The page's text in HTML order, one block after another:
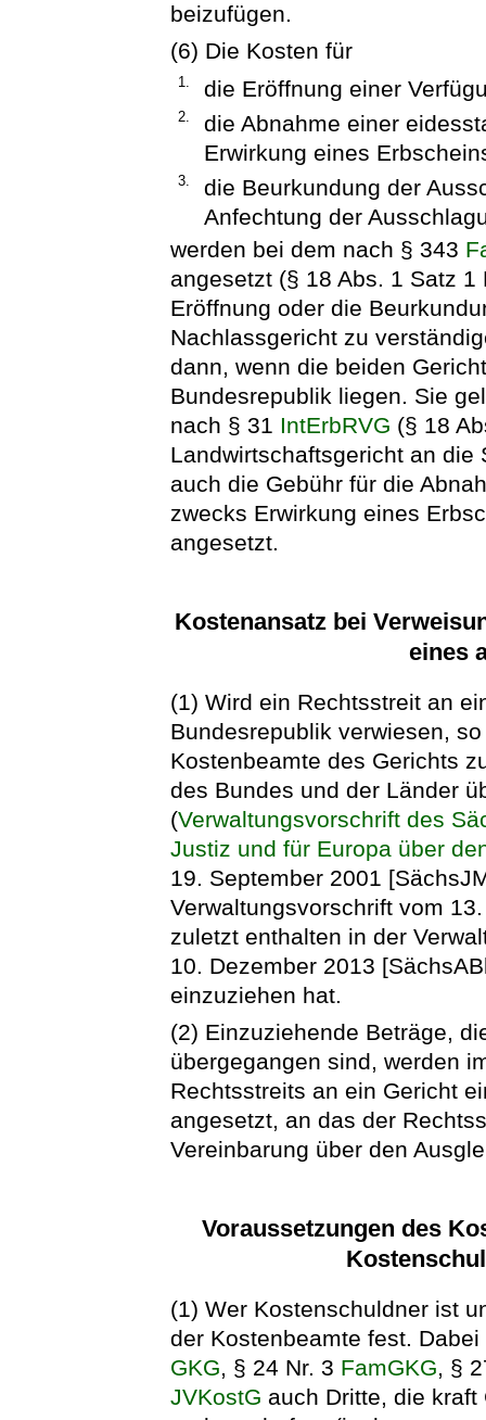
beizufügen.
(6) Die Kosten für
1. die Eröffnung einer
2.
die Abnahme einer
Erwirkung eines
3.
die Beurkundung der
Anfechtung der
werden bei dem nach § 343
angesetzt (§ 18 Abs. 1 Satz
Eröffnung oder die
Nachlassgericht zu
dann, wenn die beiden
Bundesrepublik liegen. Sie
nach § 31 IntErbRVG (§ 18
Landwirtschaftsgericht an
auch die Gebühr für die
zwecks Erwirkung eines
angesetzt.
Kostenansatz bei
eines
(1) Wird ein Rechtsstreit an
Bundesrepublik verwiesen,
Kostenbeamte des Gerichts
des Bundes und der Länder
(Verwaltungsvorschrift des
Justiz und für Europa über
19. September 2001
Verwaltungsvorschrift vom
zuletzt enthalten in der
10. Dezember 2013
einzuziehen hat.
(2) Einzuziehende Beträge,
übergegangen sind, werden
Rechtsstreits an ein Gericht
angesetzt, an das der
Vereinbarung über den
Voraussetzungen des
(1) Wer Kostenschuldner ist
der Kostenbeamte fest.
GKG, § 24 Nr. 3 FamGKG, §
JVKostG auch Dritte, die